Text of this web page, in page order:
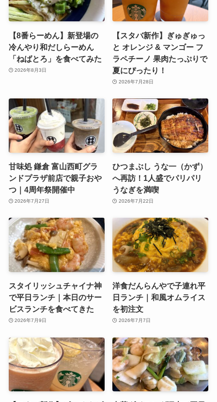
【8番らーめん】新登場の
冷んやり和だしらーめん
「ねばとろ」を食べてみた
2026年8月3日
【スタバ新作】ぎゅぎゅっ
と オレンジ & マンゴー フ
ラペチーノ 果肉たっぷりで
夏にぴったり！
2026年7月28日
甘味処 鎌倉 富山西町グラ
ンドプラザ前店で親子おや
つ｜4周年祭開催中
2026年7月27日
ひつまぶし うな一（かず）
へ再訪！1人盛でパリパリ
うなぎを満喫
2026年7月22日
スタイリッシュチャイナ神
で平日ランチ｜本日のサー
ビスランチを食べてきた
2026年7月9日
洋食だんらんやで子連れ平
日ランチ｜和風オムライス
を初注文
2026年7月7日